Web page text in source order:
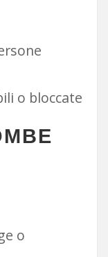
o bloccate
o